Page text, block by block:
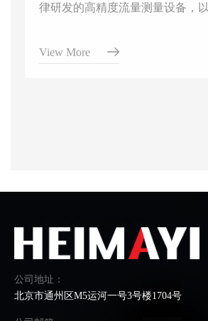
律研发的高精度流量测量设备，
而著称，专为导电液体及液固两
泛应用于水工业与环保、化工与
View More
公司地址：
北京市通州区M5运河一号3号楼1704号